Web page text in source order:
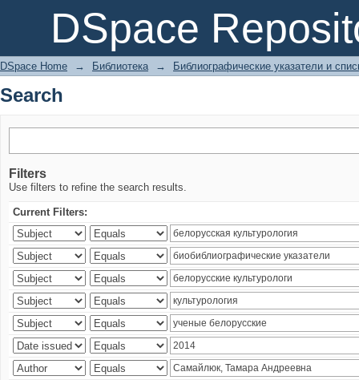
DSpace
Search
DSpace Home → Библиотека → Библиографические указатели и
Search
Filters
Use filters to refine the search results.
Current Filters: